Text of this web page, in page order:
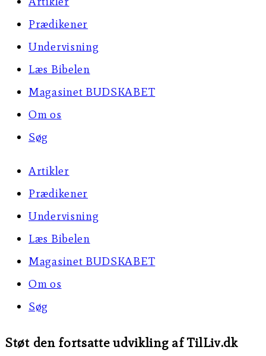
page
Prædikener
Undervisning
Læs Bibelen
Magasinet BUDSKABET
Om os
Søg
Artikler
Prædikener
Undervisning
Læs Bibelen
Magasinet BUDSKABET
Om os
Søg
Støt den fortsatte udvikling af TilLiv.dk